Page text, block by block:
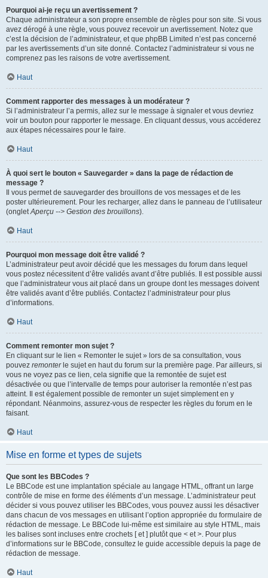
Pourquoi ai-je reçu un avertissement ?
Chaque administrateur a son propre ensemble de règles pour son site. Si vous
avez dérogé à une règle, vous pouvez recevoir un avertissement. Notez que
c’est la décision de l’administrateur, et que phpBB Limited n’est pas concerné
par les avertissements d’un site donné. Contactez l’administrateur si vous ne
comprenez pas les raisons de votre avertissement.
Haut
Comment rapporter des messages à un modérateur ?
Si l’administrateur l’a permis, allez sur le message à signaler et vous devriez
voir un bouton pour rapporter le message. En cliquant dessus, vous accéderez
aux étapes nécessaires pour le faire.
Haut
À quoi sert le bouton « Sauvegarder » dans la page de rédaction de
message ?
Il vous permet de sauvegarder des brouillons de vos messages et de les
poster ultérieurement. Pour les recharger, allez dans le panneau de l’utilisateur
(onglet Aperçu --> Gestion des brouillons).
Haut
Pourquoi mon message doit être validé ?
L’administrateur peut avoir décidé que les messages du forum dans lequel
vous postez nécessitent d’être validés avant d’être publiés. Il est possible aussi
que l’administrateur vous ait placé dans un groupe dont les messages doivent
être validés avant d’être publiés. Contactez l’administrateur pour plus
d’informations.
Haut
Comment remonter mon sujet ?
En cliquant sur le lien « Remonter le sujet » lors de sa consultation, vous
pouvez remonterle sujet en haut du forum sur la première page. Par ailleurs, si
vous ne voyez pas ce lien, cela signifie que la remontée de sujet est
désactivée ou que l’intervalle de temps pour autoriser la remontée n’est pas
atteint. Il est également possible de remonter un sujet simplement en y
répondant. Néanmoins, assurez-vous de respecter les règles du forum en le
faisant.
Haut
Mise en forme et types de sujets
Que sont les BBCodes ?
Le BBCode est une implantation spéciale au langage HTML, offrant un large
contrôle de mise en forme des éléments d’un message. L’administrateur peut
décider si vous pouvez utiliser les BBCodes, vous pouvez aussi les désactiver
dans chacun de vos messages en utilisant l’option appropriée du formulaire de
rédaction de message. Le BBCode lui-même est similaire au style HTML, mais
les balises sont incluses entre crochets [ et ] plutôt que < et >. Pour plus
d’informations sur le BBCode, consultez le guide accessible depuis la page de
rédaction de message.
Haut